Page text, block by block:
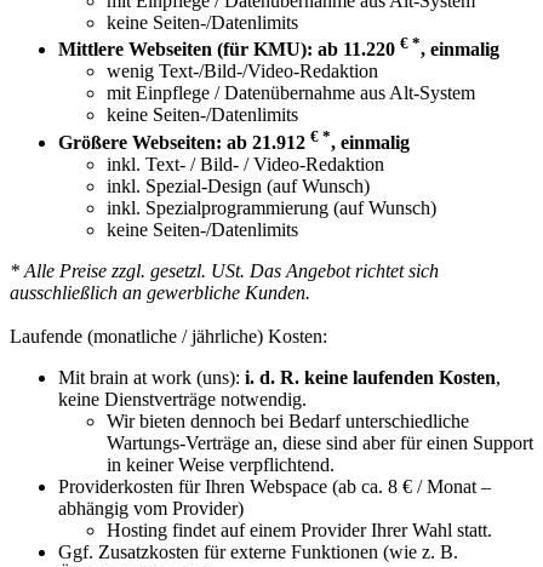
keine Seiten-/Datenlimits
Mittlere Webseiten (für KMU): ab 11.220 € *, einmalig
wenig Text-/Bild-/Video-Redaktion
mit Einpflege / Datenübernahme aus Alt-System
keine Seiten-/Datenlimits
Größere Webseiten: ab 21.912 € *, einmalig
inkl. Text- / Bild- / Video-Redaktion
inkl. Spezial-Design (auf Wunsch)
inkl. Spezialprogrammierung (auf Wunsch)
keine Seiten-/Datenlimits
* Alle Preise zzgl. gesetzl. USt. Das Angebot richtet sich
ausschließlich an gewerbliche Kunden.
Laufende (monatliche / jährliche) Kosten:
Mit brain at work (uns): i. d. R. keine laufenden Kosten,
keine Dienstverträge notwendig.
Wir bieten dennoch bei Bedarf unterschiedliche
Wartungs-Verträge an, diese sind aber für einen Support
in keiner Weise verpflichtend.
Providerkosten für Ihren Webspace (ab ca. 8 € / Monat –
abhängig vom Provider)
Hosting findet auf einem Provider Ihrer Wahl statt.
Ggf. Zusatzkosten für externe Funktionen (wie z. B.